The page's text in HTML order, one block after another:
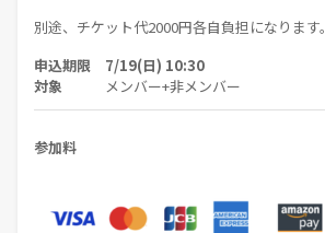
別途、チケット代2000円各自負担になります。
申込期限 7/19(日) 10:30
対象 メンバー+非メンバー
参加料